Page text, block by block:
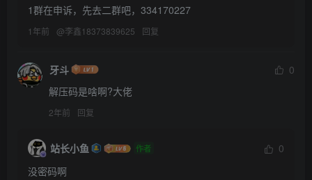
1群在申诉，先去二群吧，334170227
1年前 @李鑫18373839625 回复
牙斗
0
解压码是啥啊?大佬
2年前 回复
站长小鱼 作者
0
没密码啊